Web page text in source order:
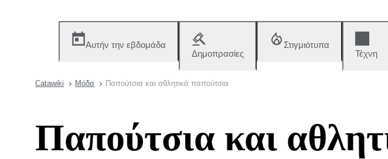
Αυτήν την εβδομάδα
Δημοπρασίες
Στιγμιότυπα
Τέχνη
Catawiki Μόδα Παπούτσια και αθλητικά παπούτσια
Παπούτσια και